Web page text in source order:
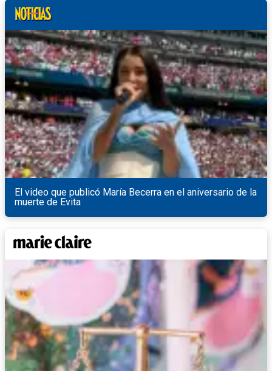
El video que publicó María Becerra en el aniversario de la
muerte de Evita